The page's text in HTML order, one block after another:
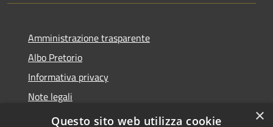
Amministrazione trasparente
Albo Pretorio
Informativa privacy
Note legali
Dichiarazione di accessibilità
×
Questo sito web utilizza cookie